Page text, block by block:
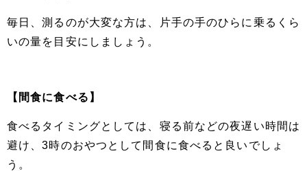
毎日、測るのが大変な方は、片手の手のひらに乗るくら
いの量を目安にしましょう。
【間食に食べる】
食べるタイミングとしては、寝る前などの夜遅い時間は
避け、3時のおやつとして間食に食べると良いでしょ
う。